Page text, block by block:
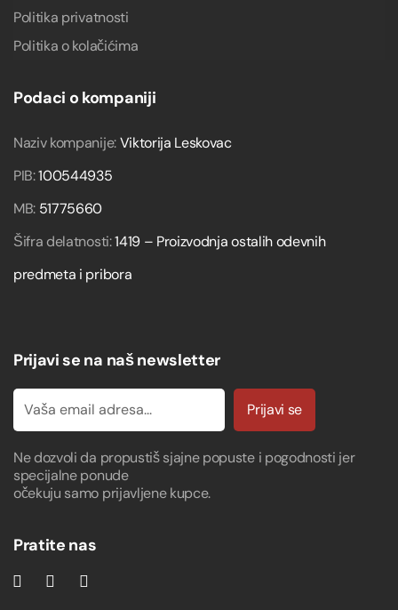
Politika privatnosti
Politika o kolačićima
Podaci o kompaniji
Naziv kompanije:Viktorija Leskovac
PIB:100544935
MB: 51775660
Šifra delatnosti:1419 – Proizvodnja ostalih odevnih
predmeta i pribora
Prijavi se na naš newsletter
Prijavi se
Ne dozvoli da propustiš sjajne popuste i pogodnosti jer
specijalne ponude
očekuju samo prijavljene kupce.
Pratite nas